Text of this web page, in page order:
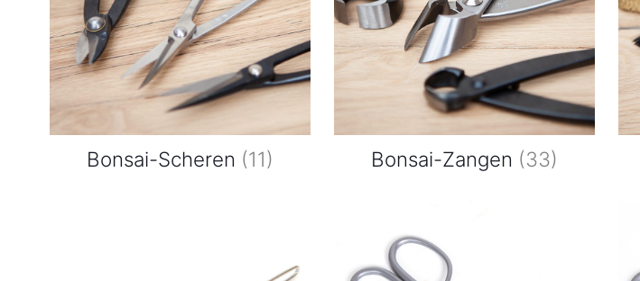
Bonsai-Scheren (11) Bonsai-Zangen (33)